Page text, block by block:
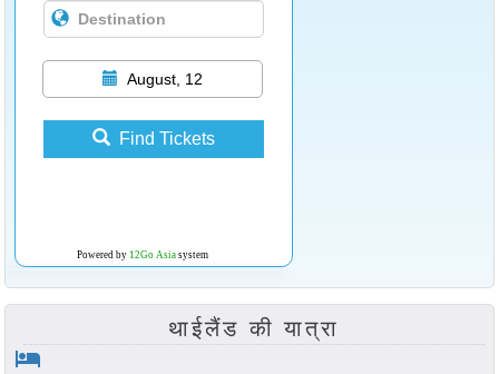
August, 12
Find Tickets
Powered by 12Go Asiasystem
थाईलैंड की यात्रा
hotel